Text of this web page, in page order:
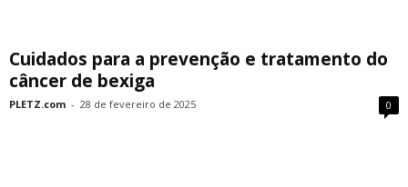
Cuidados para a prevenção e tratamento do
câncer de bexiga
PLETZ.com - 28 de fevereiro de 2025 0